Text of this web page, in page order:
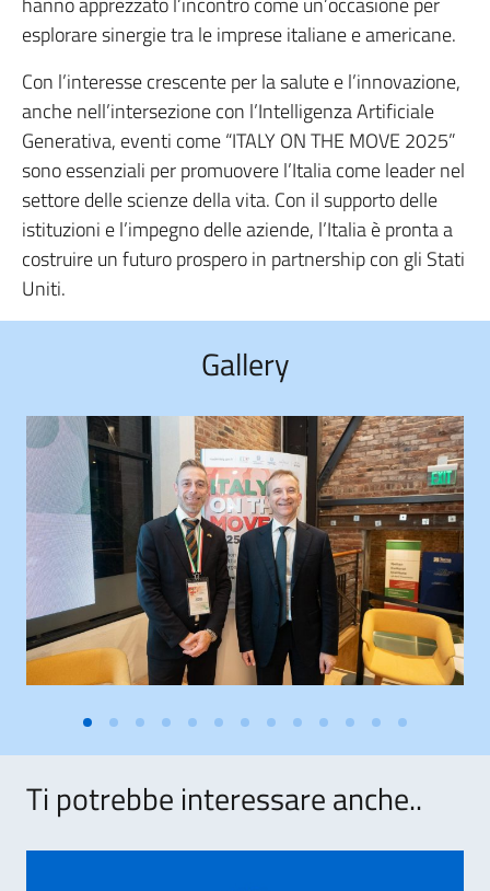
esplorare sinergie tra le imprese italiane e americane.
Con l’interesse crescente per la salute e l’innovazione,
anche nell’intersezione con l’Intelligenza Artificiale
Generativa, eventi come “ITALY ON THE MOVE 2025”
sono essenziali per promuovere l’Italia come leader nel
settore delle scienze della vita. Con il supporto delle
istituzioni e l’impegno delle aziende, l’Italia è pronta a
costruire un futuro prospero in partnership con gli Stati
Uniti.
Gallery
Ti potrebbe interessare anche..